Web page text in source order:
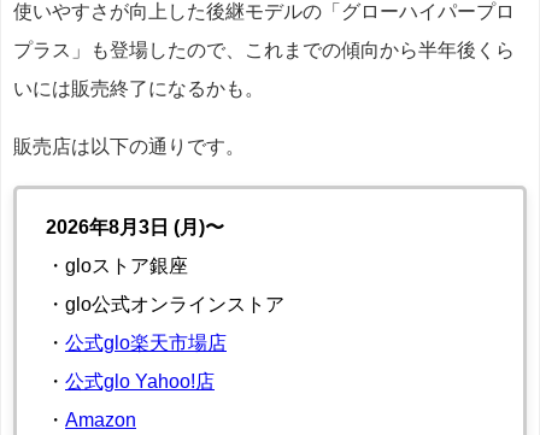
使いやすさが向上した後継モデルの「グローハイパープロ
プラス」も登場したので、これまでの傾向から半年後くら
いには販売終了になるかも。
販売店は以下の通りです。
2026年8月3日 (月)〜
・gloストア銀座
・glo公式オンラインストア
・ 公式glo楽天市場店
・ 公式glo Yahoo!店
・ Amazon